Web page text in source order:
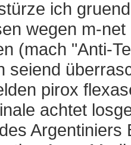
ich
wegen m-
(mach "Anti-
seiend
pirox
achtet
Argentiniers